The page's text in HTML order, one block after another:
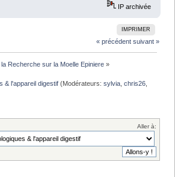
IP archivée
IMPRIMER
« précédent suivant »
Recherche sur la Moelle Epiniere »
& l'appareil digestif (Modérateurs:sylvia ,chris26
Aller à: